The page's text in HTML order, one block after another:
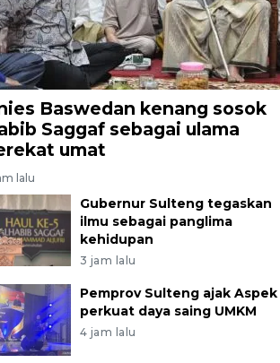
Baswedan kenang sosok
Saggaf sebagai ulama
umat
lalu
Gubernur Sulteng tegaskan
ilmu sebagai panglima
kehidupan
3 jam lalu
Pemprov Sulteng ajak Aspek
perkuat daya saing UMKM
4 jam lalu